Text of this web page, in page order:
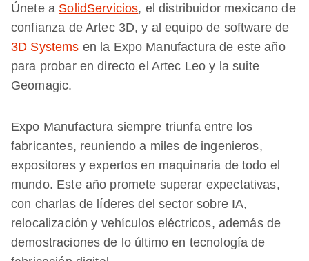
Únete a SolidServicios, el distribuidor mexicano de
confianza de Artec 3D, y al equipo de software de
3D Systems en la Expo Manufactura de este año
para probar en directo el Artec Leo y la suite
Geomagic.
Expo Manufactura siempre triunfa entre los
fabricantes, reuniendo a miles de ingenieros,
expositores y expertos en maquinaria de todo el
mundo. Este año promete superar expectativas,
con charlas de líderes del sector sobre IA,
relocalización y vehículos eléctricos, además de
demostraciones de lo último en tecnología de